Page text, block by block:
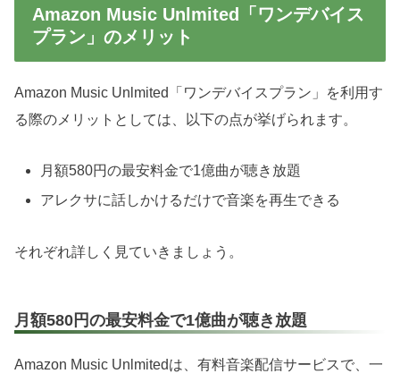
Amazon Music Unlmited「ワンデバイス
プラン」のメリット
Amazon Music Unlmited「ワンデバイスプラン」を利用す
る際のメリットとしては、以下の点が挙げられます。
月額580円の最安料金で1億曲が聴き放題
アレクサに話しかけるだけで音楽を再生できる
それぞれ詳しく見ていきましょう。
月額580円の最安料金で1億曲が聴き放題
Amazon Music Unlmitedは、有料音楽配信サービスで、一